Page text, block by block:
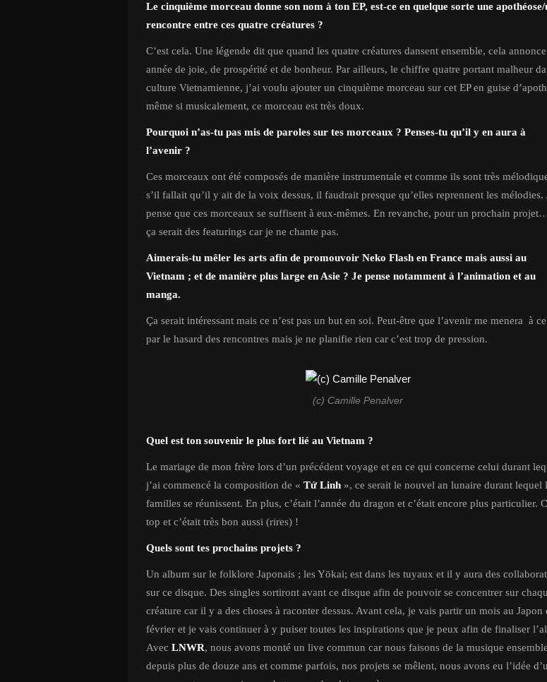
Le cinquième morceau donne son nom à ton EP, est-ce en quelque sorte une apothéose/
rencontre entre ces quatre créatures ?
C’est cela. Une légende dit que quand les quatre créatures dansent ensemble, cela
année de joie, de prospérité et de bonheur. Par ailleurs, le chiffre quatre portant malheur
culture Vietnamienne, j’ai voulu ajouter un cinquième morceau sur cet EP en guise
même si musicalement, ce morceau est très doux.
Pourquoi n’as-tu pas mis de paroles sur tes morceaux ? Penses-tu qu’il y en aura à
l’avenir ?
Ces morceaux ont été composés de manière instrumentale et comme ils sont très
s’il fallait qu’il y ait de la voix dessus, il faudrait presque qu’elles reprennent les mélodies.
pense que ces morceaux se suffisent à eux-mêmes. En revanche, pour un prochain
ça serait des featurings car je ne chante pas.
Aimerais-tu mêler les arts afin de promouvoir Neko Flash en France mais aussi au
Vietnam ; et de manière plus large en Asie ? Je pense notamment à l’animation et au
manga.
Ça serait intéressant mais ce n’est pas un but en soi. Peut-être que l’avenir me menera à
par le hasard des rencontres mais je ne planifie rien car c’est trop de pression.
(c) Camille Penalver
Quel est ton souvenir le plus fort lié au Vietnam ?
Le mariage de mon frère lors d’un précédent voyage et en ce qui concerne celui durant
j’ai commencé la composition de « Tứ Linh », ce serait le nouvel an lunaire durant lequel
familles se réunissent. En plus, c’était l’année du dragon et c’était encore plus particulier.
top et c’était très bon aussi (rires) !
Quels sont tes prochains projets ?
Un album sur le folklore Japonais ; les Yōkai; est dans les tuyaux et il y aura des
sur ce disque. Des singles sortiront avant ce disque afin de pouvoir se concentrer sur
créature car il y a des choses à raconter dessus. Avant cela, je vais partir un mois au Japon
février et je vais continuer à y puiser toutes les inspirations que je peux afin de finaliser
Avec LNWR, nous avons monté un live commun car nous faisons de la musique ensemble
depuis plus de douze ans et comme parfois, nos projets se mêlent, nous avons eu l’idée